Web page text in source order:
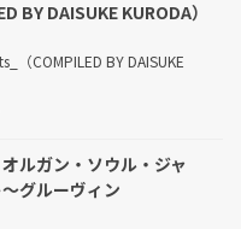
BY DAISUKE KURODA）
（COMPILED BY DAISUKE
ルガン・ソウル・ジャ
グルーヴィン